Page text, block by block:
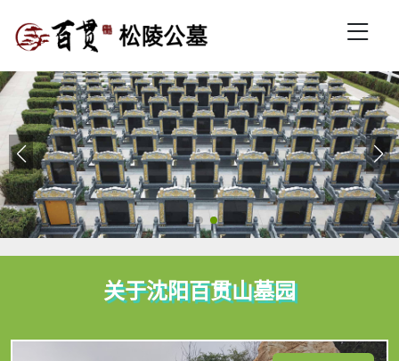
关于沈阳百贯山墓园